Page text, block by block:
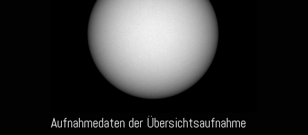
Aufnahmedaten der Übersichtsaufnahme